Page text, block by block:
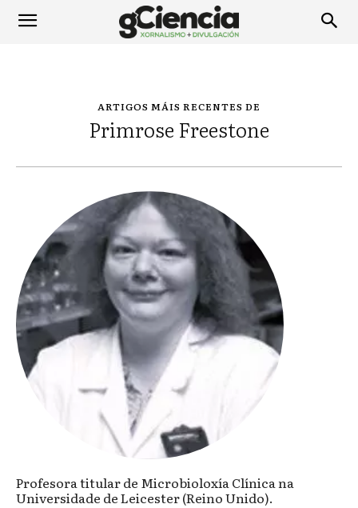
ARTIGOS MÁIS RECENTES DE
Primrose Freestone
Profesora titular de Microbioloxía Clínica na
Universidade de Leicester (Reino Unido).